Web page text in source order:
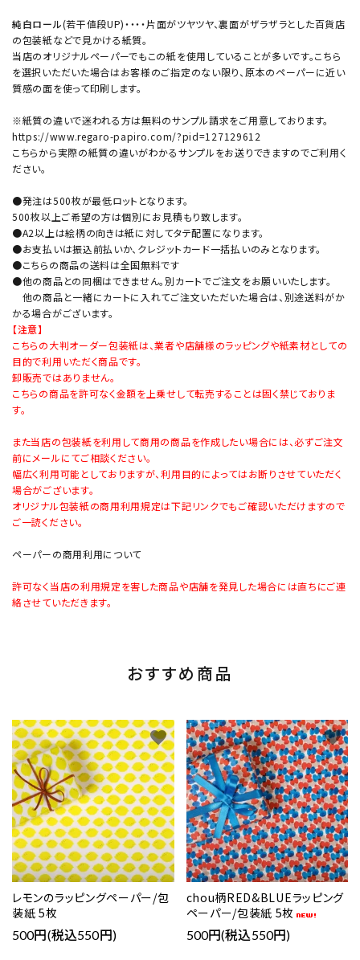
純白ロール(若干値段UP)・・・・片面がツヤツヤ、裏面がザラザラとした百貨店
の包装紙などで見かける紙質。
当店のオリジナルペーパーでもこの紙を使用していることが多いです。こちら
を選択いただいた場合はお客様のご指定のない限り、原本のペーパーに近い
質感の面を使って印刷します。
※紙質の違いで迷われる方は無料のサンプル請求をご用意しております。
https://www.regaro-papiro.com/?pid=127129612
こちらから実際の紙質の違いがわかるサンプルをお送りできますのでご利用く
ださい。
●発注は500枚が最低ロットとなります。
500枚以上ご希望の方は個別にお見積もり致します。
●A2以上は絵柄の向きは紙に対してタテ配置になります。
●お支払いは振込前払いか、クレジットカード一括払いのみとなります。
●こちらの商品の送料は全国無料です
●他の商品との同梱はできません。別カートでご注文をお願いいたします。
他の商品と一緒にカートに入れてご注文いただいた場合は、別途送料がか
かる場合がございます。
【注意】
こちらの大判オーダー包装紙は、業者や店舗様のラッピングや紙素材としての
目的で利用いただく商品です。
卸販売ではありません。
こちらの商品を許可なく金額を上乗せして転売することは固く禁じておりま
す。
また当店の包装紙を利用して商用の商品を作成したい場合には、必ずご注文
前にメールにてご相談ください。
幅広く利用可能としておりますが、利用目的によってはお断りさせていただく
場合がございます。
オリジナル包装紙の商用利用規定は下記リンクでもご確認いただけますので
ご一読ください。
ペーパーの商用利用について
許可なく当店の利用規定を害した商品や店舗を発見した場合には直ちにご連
絡させていただきます。
おすすめ商品
レモンのラッピングペーパー/包
装紙 5枚
500円(税込550円)
favorite
chou柄RED&BLUEラッピング
ペーパー/包装紙 5枚
500円(税込550円)
favorite